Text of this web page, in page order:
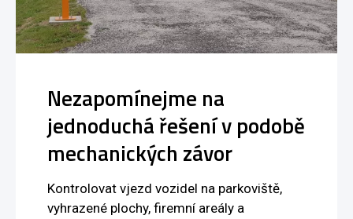
Nezapomínejme na
jednoduchá řešení v podobě
mechanických závor
Kontrolovat vjezd vozidel na parkoviště,
vyhrazené plochy, firemní areály a